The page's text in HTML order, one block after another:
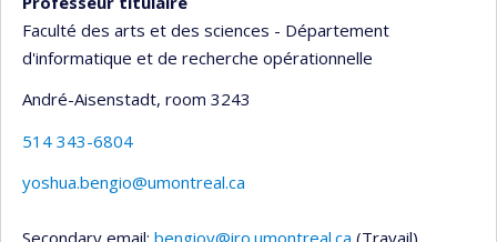
Faculté des arts et des sciences - Département
d'informatique et de recherche opérationnelle
André-Aisenstadt, room 3243
514 343-6804
yoshua.bengio@umontreal.ca
Secondary email: bengioy@iro.umontreal.ca (Travail)